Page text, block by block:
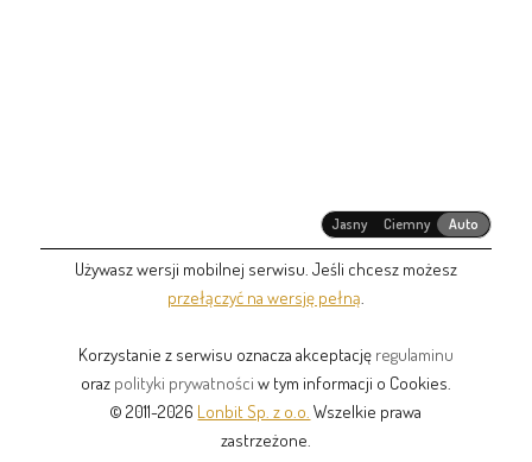
Jasny Ciemny Auto
Używasz wersji mobilnej serwisu. Jeśli chcesz możesz
przełączyć na wersję pełną
Korzystanie z serwisu oznacza akceptację regulaminu
oraz polityki prywatności w tym informacji o Cookies.
© 2011-2026 Lonbit Sp. z o.o. Wszelkie prawa
zastrzeżone.